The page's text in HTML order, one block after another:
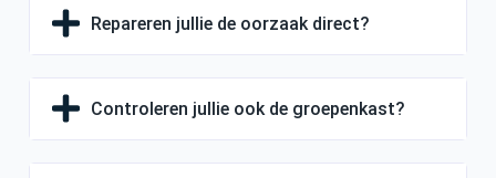
Repareren jullie de oorzaak direct?
Controleren jullie ook de groepenkast?